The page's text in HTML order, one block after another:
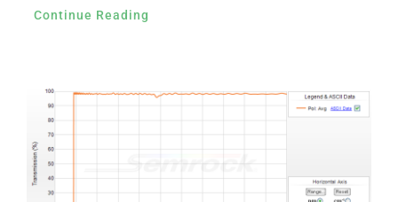
Continue Reading